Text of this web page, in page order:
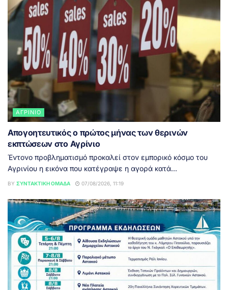
ΑΓΡΊΝΙΟ
Απογοητευτικός ο πρώτος μήνας των θερινών
εκπτώσεων στο Αγρίνιο
Έντονο προβληματισμό προκαλεί στον εμπορικό κόσμο του
Αγρινίου η εικόνα που κατέγραψε η αγορά κατά...
BY ΣΥΝΤΑΚΤΙΚΉ ΟΜΆΔΑ 07/08/2026, 11:19